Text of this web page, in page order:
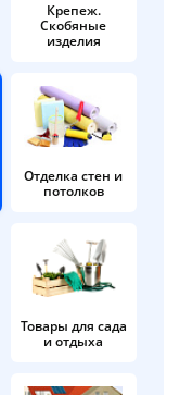
Крепеж.
Скобяные
изделия
Отделка стен и
потолков
Товары для сада
и отдыха